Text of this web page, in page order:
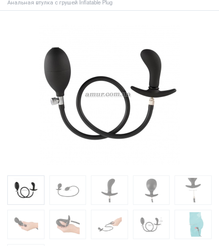
Анальная втулка с грушей Inflatable Plug